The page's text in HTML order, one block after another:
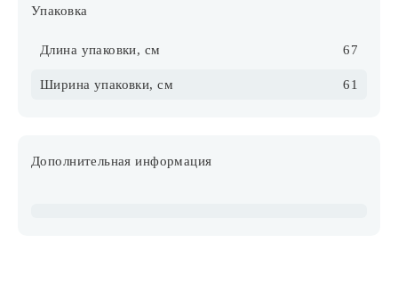
Упаковка
Длина упаковки, см 67
Ширина упаковки, см 61
Дополнительная информация